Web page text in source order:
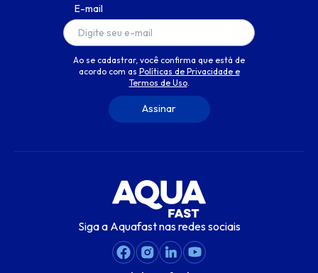
E-mail
Ao se cadastrar, você confirma que está de
acordo com as Políticas de Privacidade e
Termos de Uso.
Siga a Aquafast nas redes sociais